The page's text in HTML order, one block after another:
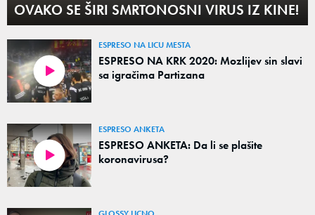
OVAKO SE ŠIRI SMRTONOSNI VIRUS IZ KINE!
ESPRESO NA LICU MESTA
ESPRESO NA KRK 2020: Mozlijev sin slavi
sa igračima Partizana
ESPRESO ANKETA
ESPRESO ANKETA: Da li se plašite
koronavirusa?